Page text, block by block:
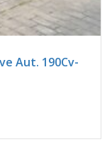
Aut. 190Cv-